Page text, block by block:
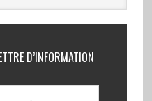
D’INFORMATION